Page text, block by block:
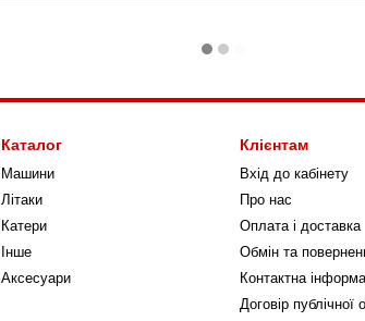
Каталог
Машини
Літаки
Катери
Інше
Аксесуари
Клієнтам
Вхід до кабінету
Про нас
Оплата і доставка
Обмін та
Контактна
Договір публічної